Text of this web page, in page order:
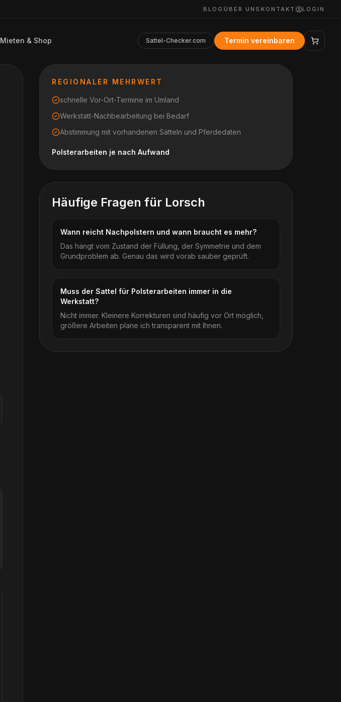
BLOG ÜBER UNS KONTAKT LOGIN
Mieten & Shop Sattel-Checker.com Termin vereinbaren
REGIONALER MEHRWERT
schnelle Vor-Ort-Termine im Umland
Werkstatt-Nachbearbeitung bei Bedarf
Abstimmung mit vorhandenen Sätteln und Pferdedaten
Polsterarbeiten je nach Aufwand
Häufige Fragen für Lorsch
Wann reicht Nachpolstern und wann braucht es mehr?
Das hängt vom Zustand der Füllung, der Symmetrie und dem
Grundproblem ab. Genau das wird vorab sauber geprüft.
Muss der Sattel für Polsterarbeiten immer in die
Werkstatt?
Nicht immer. Kleinere Korrekturen sind häufig vor Ort möglich,
größere Arbeiten plane ich transparent mit Ihnen.